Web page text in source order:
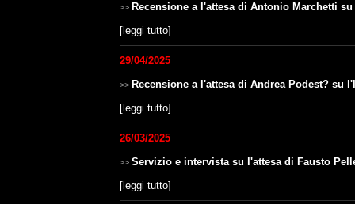
>> Recensione a l'attesa di Antonio Marchetti
[leggi tutto]
29/04/2025
>> Recensione a l'attesa di Andrea Podest? su
[leggi tutto]
26/03/2025
>> Servizio e intervista su l'attesa di Fausto
[leggi tutto]